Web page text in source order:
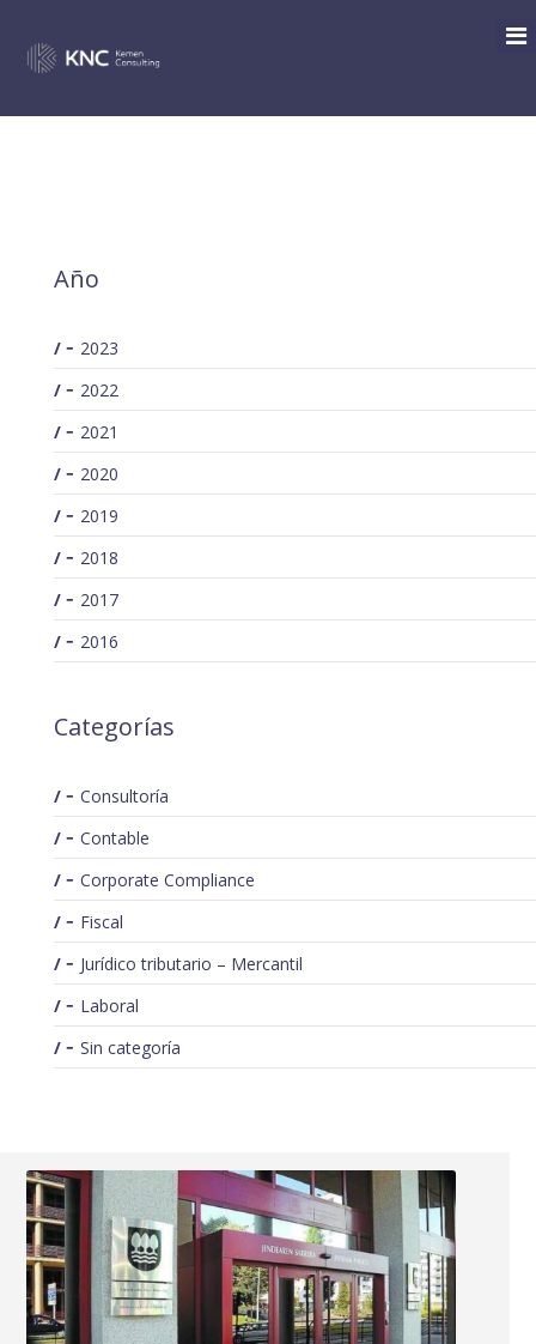
Año
2023
2022
2021
2020
2019
2018
2017
2016
Categorías
Consultoría
Contable
Corporate Compliance
Fiscal
Jurídico tributario – Mercantil
Laboral
Sin categoría